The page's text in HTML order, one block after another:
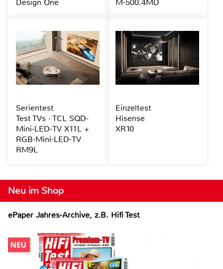
Neu im Shop
ePaper Jahres-Archive, z.B. Hifi Test
Design One
M-500.4MD
Serientest
Test TVs · TCL SQD-
Mini-LED-TV X11L +
RGB-Mini-LED-TV
RM9L
Einzeltest
Hisense
XR10